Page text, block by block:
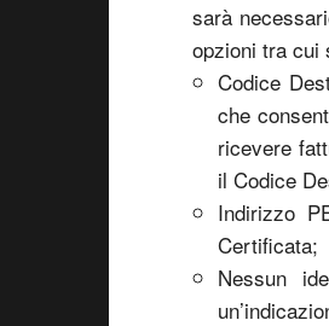
sarà
opzioni tra cui
Codice
che
ricevere
il Codice
Indirizzo
Certificata;
Nessun